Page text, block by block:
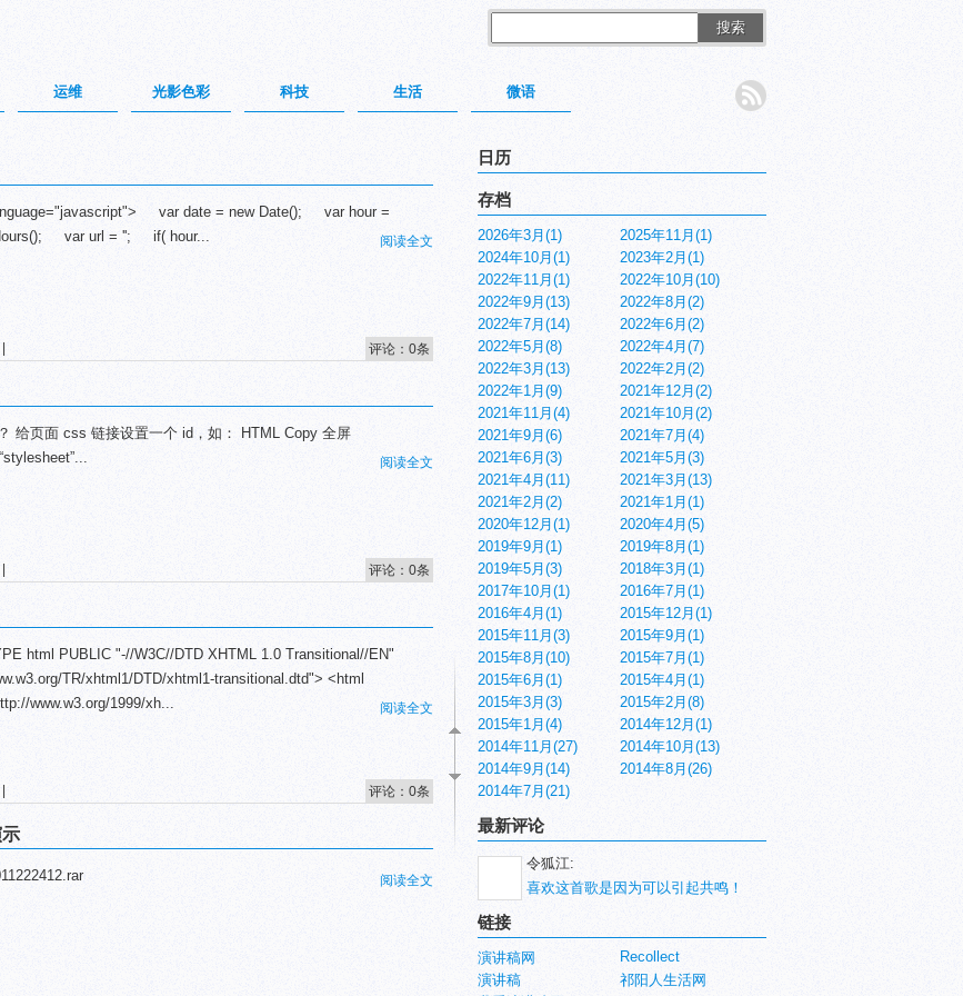
搜索
运维 光影色彩 科技 生活 微语
var date = new Date(); var hour =
var url = ''; if( hour...
阅读全文
评论：0条
给页面 css 链接设置一个 id，如： HTML Copy 全屏
阅读全文
评论：0条
html PUBLIC "-//W3C//DTD XHTML 1.0 Transitional//EN"
TR/xhtml1/DTD/xhtml1-transitional.dtd"> <html
www.w3.org/1999/xh...
阅读全文
评论：0条
阅读全文
日历
存档
2026年3月(1)
2025年11月(1)
2024年10月(1)
2023年2月(1)
2022年11月(1)
2022年10月(10)
2022年9月(13)
2022年8月(2)
2022年7月(14)
2022年6月(2)
2022年5月(8)
2022年4月(7)
2022年3月(13)
2022年2月(2)
2022年1月(9)
2021年12月(2)
2021年11月(4)
2021年10月(2)
2021年9月(6)
2021年7月(4)
2021年6月(3)
2021年5月(3)
2021年4月(11)
2021年3月(13)
2021年2月(2)
2021年1月(1)
2020年12月(1)
2020年4月(5)
2019年9月(1)
2019年8月(1)
2019年5月(3)
2018年3月(1)
2017年10月(1)
2016年7月(1)
2016年4月(1)
2015年12月(1)
2015年11月(3)
2015年9月(1)
2015年8月(10)
2015年7月(1)
2015年6月(1)
2015年4月(1)
2015年3月(3)
2015年2月(8)
2015年1月(4)
2014年12月(1)
2014年11月(27)
2014年10月(13)
2014年9月(14)
2014年8月(26)
2014年7月(21)
最新评论
令狐江:
喜欢这首歌是因为可以引起共鸣！
链接
演讲稿网
Recollect
演讲稿
祁阳人生活网